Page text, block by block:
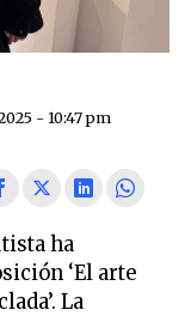
- 10:47 pm
ha
‘El arte
La